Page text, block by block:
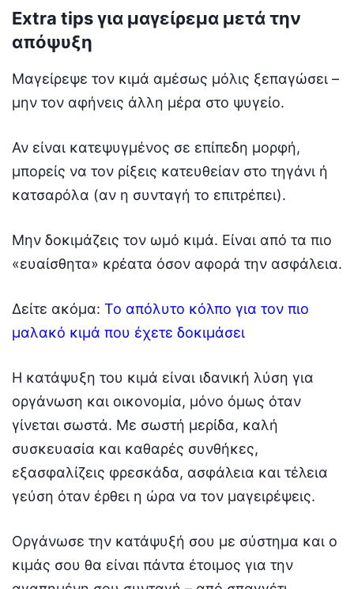
Extra tips για μαγείρεμα μετά την
απόψυξη
Μαγείρεψε τον κιμά αμέσως μόλις ξεπαγώσει –
μην τον αφήνεις άλλη μέρα στο ψυγείο.
Αν είναι κατεψυγμένος σε επίπεδη μορφή,
μπορείς να τον ρίξεις κατευθείαν στο τηγάνι ή
κατσαρόλα (αν η συνταγή το επιτρέπει).
Μην δοκιμάζεις τον ωμό κιμά. Είναι από τα πιο
«ευαίσθητα» κρέατα όσον αφορά την ασφάλεια.
Δείτε ακόμα: Το απόλυτο κόλπο για τον πιο
μαλακό κιμά που έχετε δοκιμάσει
Η κατάψυξη του κιμά είναι ιδανική λύση για
οργάνωση και οικονομία, μόνο όμως όταν
γίνεται σωστά. Με σωστή μερίδα, καλή
συσκευασία και καθαρές συνθήκες,
εξασφαλίζεις φρεσκάδα, ασφάλεια και τέλεια
γεύση όταν έρθει η ώρα να τον μαγειρέψεις.
Οργάνωσε την κατάψυξή σου με σύστημα και ο
κιμάς σου θα είναι πάντα έτοιμος για την